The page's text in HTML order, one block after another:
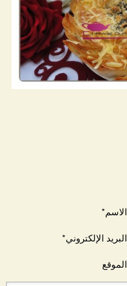
الاسم*
البريد الإلكتروني*
الموقع